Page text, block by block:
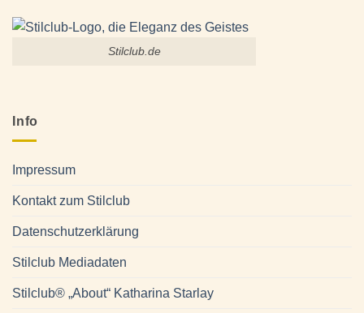
Stilclub.de
Info
Impressum
Kontakt zum Stilclub
Datenschutzerklärung
Stilclub Mediadaten
Stilclub® „About“ Katharina Starlay